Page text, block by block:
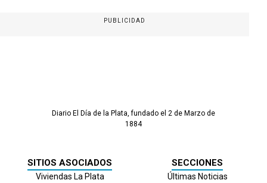
PUBLICIDAD
Diario El Día de la Plata, fundado el 2 de Marzo de
1884
SITIOS ASOCIADOS
Viviendas La Plata
SECCIONES
Últimas Noticias